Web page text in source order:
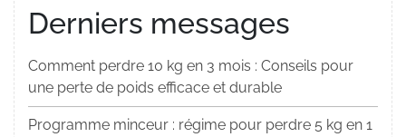
Derniers messages
Comment perdre 10 kg en 3 mois : Conseils pour
une perte de poids efficace et durable
Programme minceur : régime pour perdre 5 kg en 1